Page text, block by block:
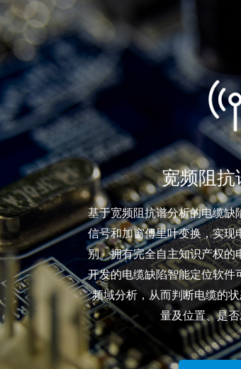
宽频阻抗
基于宽频阻抗谱分析的电缆缺
信号和加窗傅里叶变换，实现
别。拥有完全自主知识产权的
开发的电缆缺陷智能定位软件
频域分析，从而判断电缆的
量及位置、是